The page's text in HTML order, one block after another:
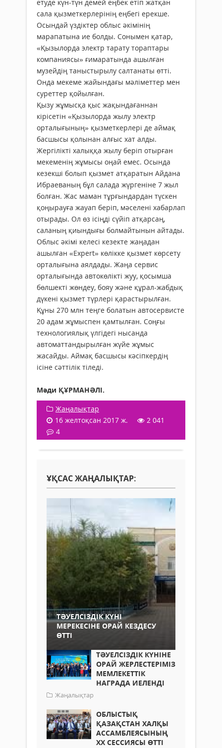
етуде күн-түн демей еңбек етіп жатқан
сала қызметкерлерінің еңбегі ерекше.
Осындай үздіктер облыс әкімінің
марапатына ие болды. Сонымен қатар,
«Қызылорда электр тарату тораптары
компаниясы» ғимаратында ашылған
музейдің таныстырылу салтанаты өтті.
Онда мекеме жайындағы мәліметтер мен
суреттер қойылған.
Қызу жұмысқа қыс жақындағаннан
кірісетін «Қызылорда жылу электр
орталығының» қызметкерлері де аймақ
басшысы қолынан алғыс хат алды.
Жергілікті халыққа жылу беріп отырған
мекеменің жұмысы оңай емес. Осында
кезекші болып қызмет атқаратын Айдана
Ибраеваның бұл салада жүргеніне 7 жыл
болған. Жас маман тұрғындардан түскен
қоңырауға жауап беріп, мәселені хабарлап
отырады. Ол өз ісіңді сүйіп атқарсаң,
саланың қиындығы болмайтынын айтады.
Облыс әкімі келесі кезекте жаңадан
ашылған «Expert» көлікке қызмет көрсету
орталығына аялдады. Жаңа сервис
орталығында автокөлікті жуу, қосымша
бөлшекті жөндеу, бояу және құрал-жабдық
дүкені қызмет түрлері қарастырылған.
Құны 270 млн теңге болатын автосервисте
20 адам жұмыспен қамтылған. Соңғы
технологиялық үлгідегі нысанда
автоматтан­дырылған жүйе жұмыс
жасайды. Аймақ басшысы кәсіпкердің
ісіне сәттілік тіледі.
Мәди ҚҰРМАНӘЛІ.
Жаңалықтар
16 желтоқсан 2017 ж.
2 041
4
ҰҚСАС ЖАҢАЛЫҚТАР:
ТӘУЕЛСІЗДІК КҮНІ
МЕРЕКЕСІНЕ ОРАЙ КЕЗДЕСУ
ӨТТІ
ТӘУЕЛСІЗДІК КҮНІНЕ
ОРАЙ ЖЕРЛЕСТЕРІМІЗ
МЕМЛЕКЕТТІК
НАГРАДА ИЕЛЕНДІ
Жаңалықтар
ОБЛЫСТЫҚ
ҚАЗАҚСТАН ХАЛҚЫ
АССАМБЛЕЯСЫНЫҢ
ХХ СЕССИЯСЫ ӨТТІ